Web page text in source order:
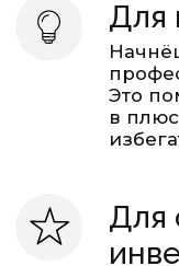
и Москве,
Офлайн